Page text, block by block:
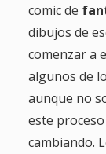
comic de
dibujos de
comenzar a
algunos de
aunque no
este
cambiando.